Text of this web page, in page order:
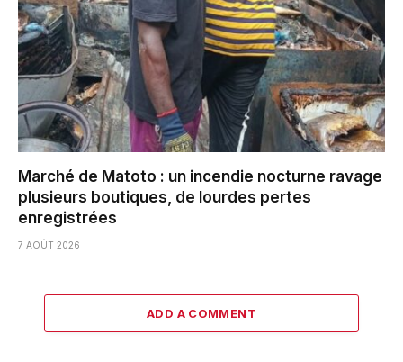
Marché de Matoto : un incendie nocturne ravage
plusieurs boutiques, de lourdes pertes
enregistrées
7 AOÛT 2026
ADD A COMMENT